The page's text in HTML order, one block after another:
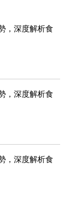
，深度解析食
，深度解析食
，深度解析食